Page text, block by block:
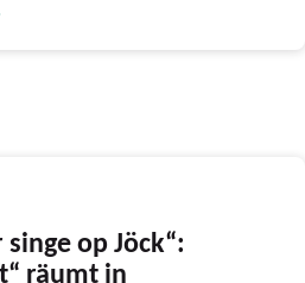
singe op Jöck“:
räumt in